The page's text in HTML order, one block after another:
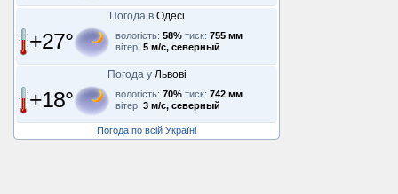
Погода в Одесі
+27° вологість: 58% тиск: 755 мм
вітер: 5 м/с, северный
Погода у Львові
+18° вологість: 70% тиск: 742 мм
вітер: 3 м/с, северный
Погода по всій Україні